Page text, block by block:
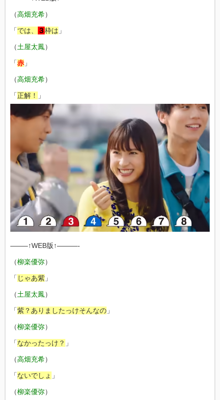
（高畑充希）
「では、 ３枠は 」
（土屋太鳳）
「赤 」
（高畑充希）
「正解！ 」
——–↑WEB版↑———-
（柳楽優弥）
「 じゃあ紫 」
（土屋太鳳）
「紫？ありましたっけそんなの 」
（柳楽優弥）
「なかったっけ？ 」
（高畑充希）
「ないでしょ 」
（柳楽優弥）